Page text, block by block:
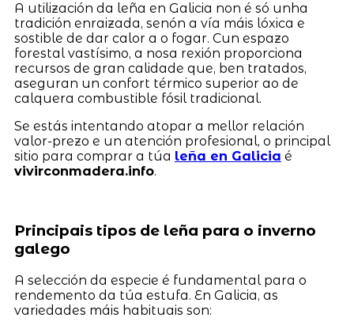
A utilización da leña en Galicia non é só unha
tradición enraizada, senón a vía máis lóxica e
sostible de dar calor a o fogar. Cun espazo
forestal vastísimo, a nosa rexión proporciona
recursos de gran calidade que, ben tratados,
aseguran un confort térmico superior ao de
calquera combustible fósil tradicional.
Se estás intentando atopar a mellor relación
valor-prezo e un atención profesional, o principal
sitio para comprar a túa leña en Galicia é
vivirconmadera.info.
Principais tipos de leña para o inverno
galego
A selección da especie é fundamental para o
rendemento da túa estufa. En Galicia, as
variedades máis habituais son: